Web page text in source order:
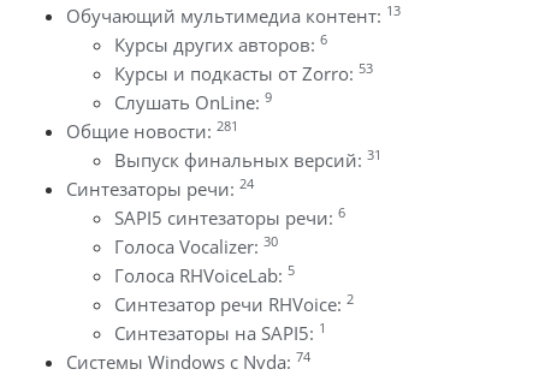
Обучающий мультимедиа контент: 13
Курсы других авторов: 6
Курсы и подкасты от Zorro: 53
Слушать OnLine: 9
Общие новости: 281
Выпуск финальных версий: 31
Синтезаторы речи: 24
SAPI5 синтезаторы речи: 6
Голоса Vocalizer: 30
Голоса RHVoiceLab: 5
Синтезатор речи RHVoice: 2
Синтезаторы на SAPI5: 1
Системы Windows с Nvda: 74